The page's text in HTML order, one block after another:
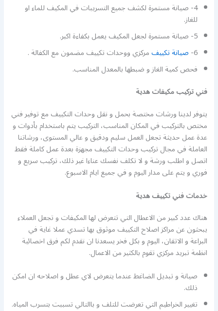
4- صيانة مستمرة لكشف جميع التسريبات في المكيف للماء او
للغاز.
5- صيانة مستمرة لجعل المكيف يعمل بكفاءة اكبر.
6- صيانة تكييفمركزي ووحدات تكييف مضمون مع الكفالة .
فحص كمية الغاز و ضبطها بالمعدل المناسب.
فني تركيب مكيفات هدية
يتوفر لدينا ورشات مختصة بحمل و نقل وحدات التكييف مع توفير فني
مختص بالتركيب في المكان المناسب، التركيب يتم باستخدام بأدوات و
عدة عمل حديثة تجعل العمل سليم ودقيق و عالي المستوى، ورشاتنا
العاملة في مجال تركيب وحدات التكييف مجهزة بعدة عمل كاملة فقط
اتصل و اطلب ورشة و لا تكلف نفسك عناءا غير ذلك، تركيب سريع و
فوري و يتم على مدار اليوم و في جميع ايام الاسبوع.
خدمات فني تكييف هدية
هناك عدد كبير من الاعطال التي تتعرض لها المكيفات و تجعل العملاء
يبحثون عن مراكز اصلاح التكييف موثوق بها تسدي عملا غاية في
البراعة و الاتقان، اليوم و بكل فخر يسعدنا ان نقدم لكم فرق اخصائية
انظمة تبريد مركزي تقوم بالكثير من الاعمال.
صيانة و تبديل الضاغط عندما يتعرض لاي عطل و اصلاحه ان امكن
ذلك.
تغيير الخراطيم التي تعرضت للتلف و باالتالي تسببت بتسرب المياه.